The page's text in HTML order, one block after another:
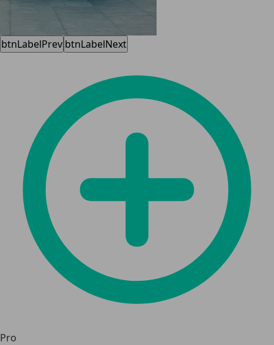
btnLabelPrev btnLabelNext
Pro